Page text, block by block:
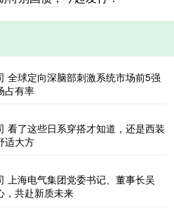
全球定向深脑部刺激系统市场前5强
占有率
看了这些日系穿搭才知道，还是西装
适大方
上海电气集团党委书记、董事长吴
，共赴新质未来